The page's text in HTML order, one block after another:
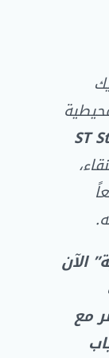
ST
الآن
مع